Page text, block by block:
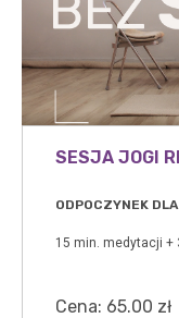
SESJA JOGI
ODPOCZYNEK
15 min. medytacji +
Cena: 65.00 zł